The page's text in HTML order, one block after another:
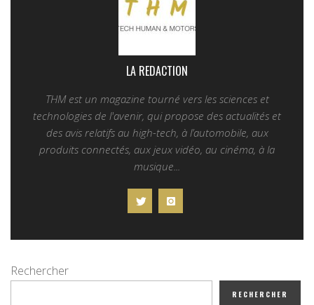
LA REDACTION
THM est un magazine tourné vers les sciences et
technologies de l'avenir, qui propose des actualités et
des avis relatifs au high-tech, à l’automobile, aux
produits connectés, aux jeux vidéo, au cinéma, à la
musique...
Rechercher
RECHERCHER